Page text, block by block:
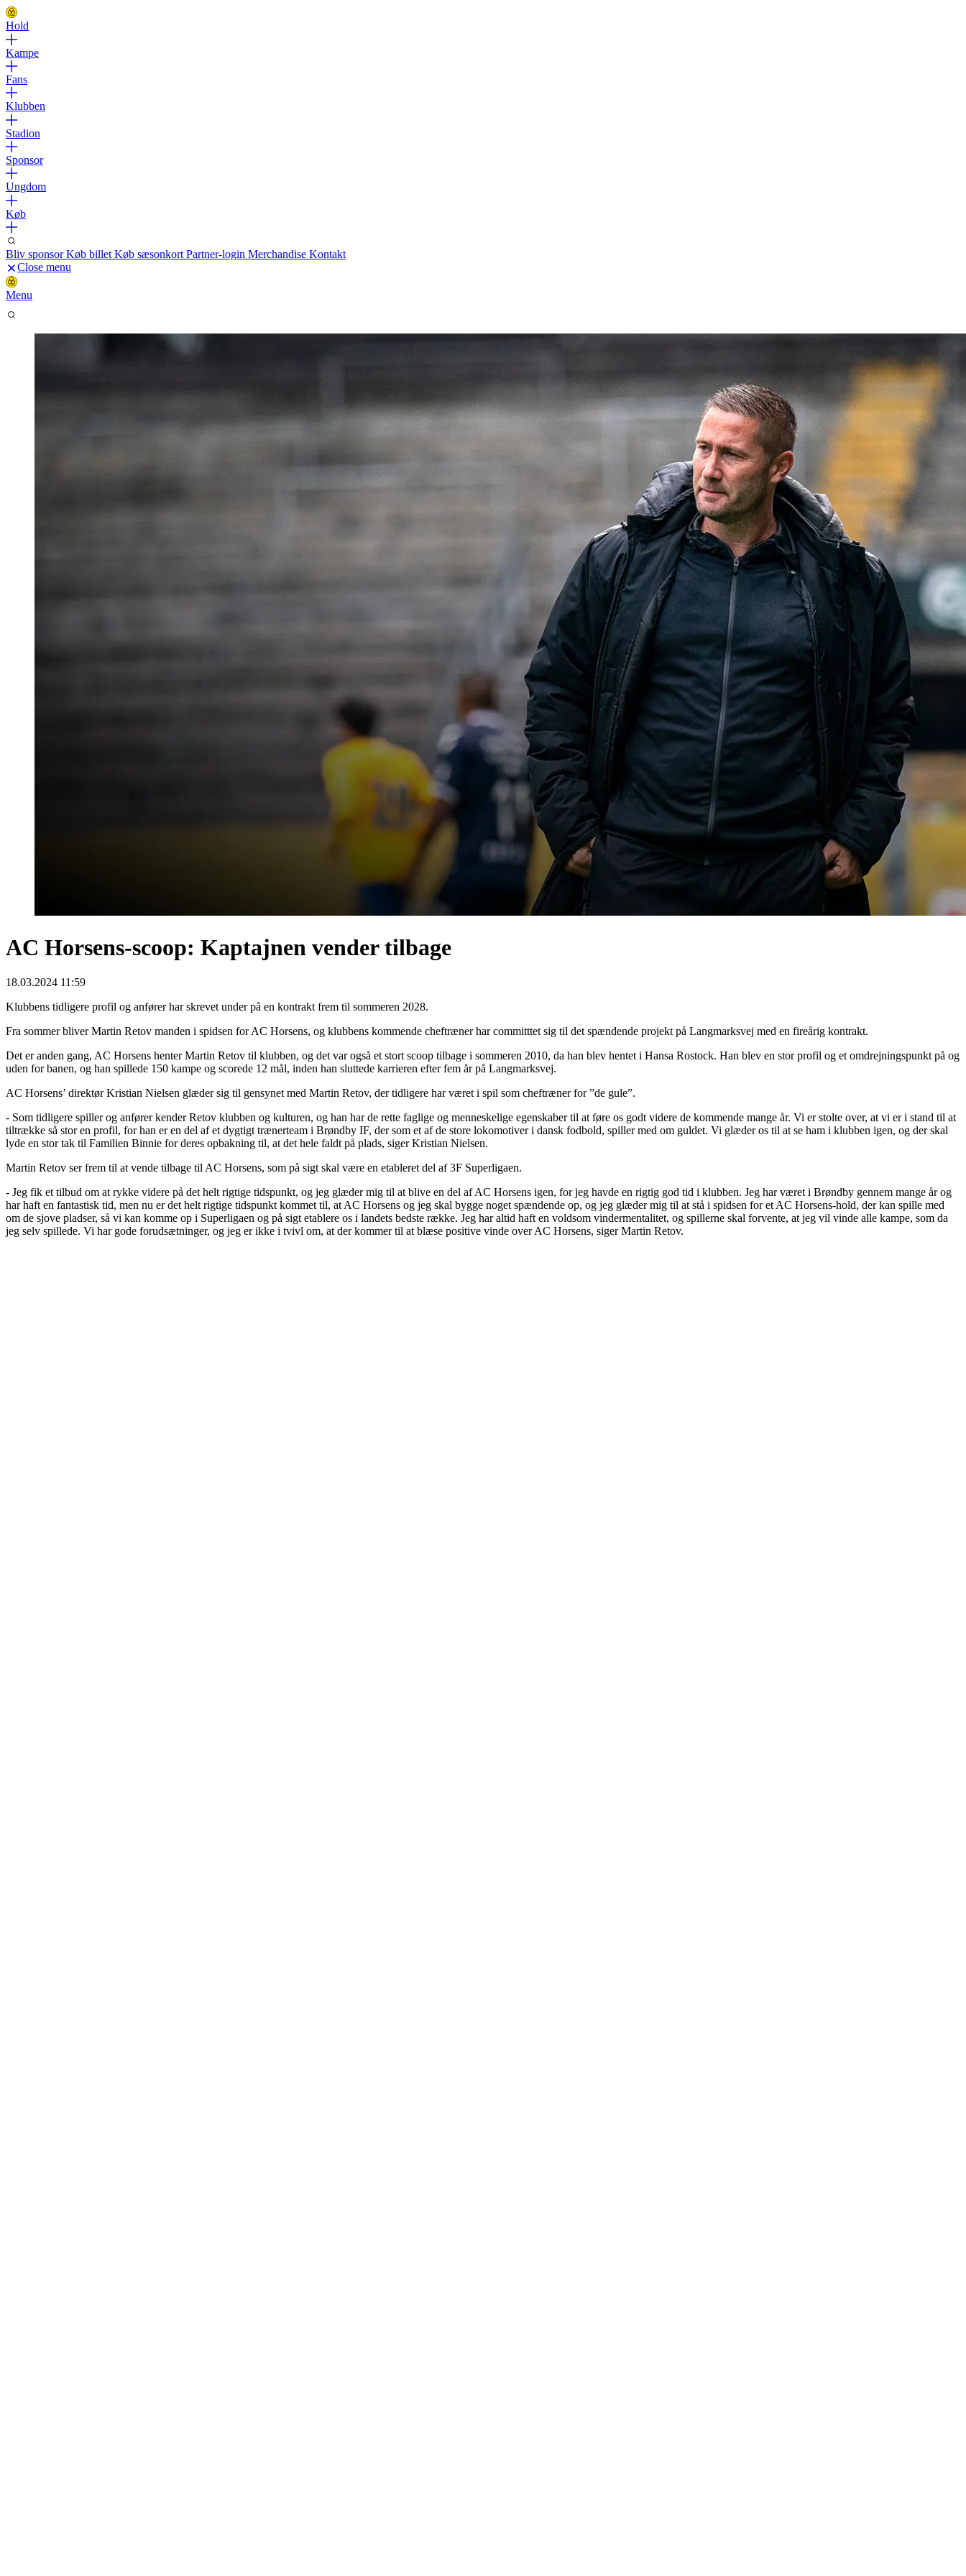
Hold
Kampe
Fans
Klubben
Stadion
Sponsor
Ungdom
Køb
Bliv sponsorKøb billet Køb sæsonkort Partner-login Merchandise Kontakt
Close menu
Menu
AC Horsens-scoop: Kaptajnen vender tilbage
18.03.2024 11:59
Klubbens tidligere profil og anfører har skrevet under på en kontrakt frem til sommeren 2028.
Fra sommer bliver Martin Retov manden i spidsen for AC Horsens, og klubbens kommende cheftræner har committtet sig til det spændende projekt på Langmarksvej med en fireårig kontrakt.
Det er anden gang, AC Horsens henter Martin Retov til klubben, og det var også et stort scoop tilbage i sommeren 2010, da han blev hentet i Hansa Rostock. Han blev en stor profil og et omdrejningspunkt på og
uden for banen, og han spillede 150 kampe og scorede 12 mål, inden han sluttede karrieren efter fem år på Langmarksvej.
AC Horsens’ direktør Kristian Nielsen glæder sig til gensynet med Martin Retov, der tidligere har været i spil som cheftræner for ”de gule”.
- Som tidligere spiller og anfører kender Retov klubben og kulturen, og han har de rette faglige og menneskelige egenskaber til at føre os godt videre de kommende mange år. Vi er stolte over, at vi er i stand til at
tiltrække så stor en profil, for han er en del af et dygtigt trænerteam i Brøndby IF, der som et af de store lokomotiver i dansk fodbold, spiller med om guldet. Vi glæder os til at se ham i klubben igen, og der skal
lyde en stor tak til Familien Binnie for deres opbakning til, at det hele faldt på plads, siger Kristian Nielsen.
Martin Retov ser frem til at vende tilbage til AC Horsens, som på sigt skal være en etableret del af 3F Superligaen.
- Jeg fik et tilbud om at rykke videre på det helt rigtige tidspunkt, og jeg glæder mig til at blive en del af AC Horsens igen, for jeg havde en rigtig god tid i klubben. Jeg har været i Brøndby gennem mange år og
har haft en fantastisk tid, men nu er det helt rigtige tidspunkt kommet til, at AC Horsens og jeg skal bygge noget spændende op, og jeg glæder mig til at stå i spidsen for et AC Horsens-hold, der kan spille med
om de sjove pladser, så vi kan komme op i Superligaen og på sigt etablere os i landets bedste række. Jeg har altid haft en voldsom vindermentalitet, og spillerne skal forvente, at jeg vil vinde alle kampe, som da
jeg selv spillede. Vi har gode forudsætninger, og jeg er ikke i tvivl om, at der kommer til at blæse positive vinde over AC Horsens, siger Martin Retov.